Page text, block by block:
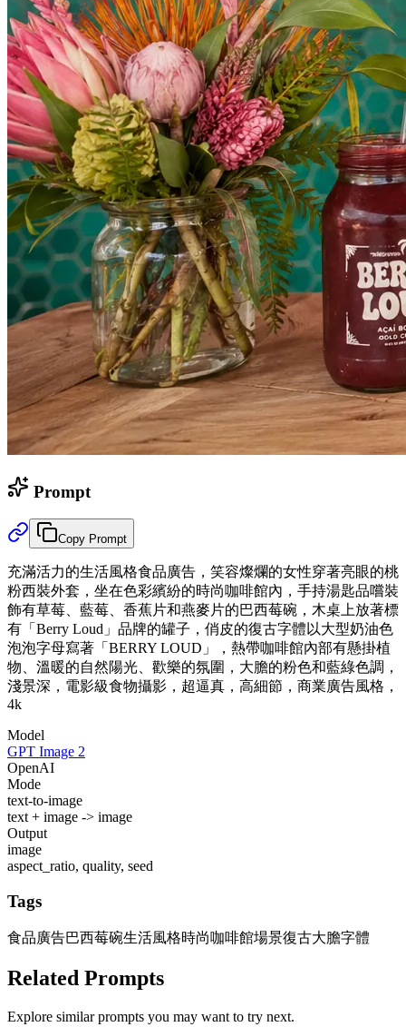
Prompt
Copy Prompt
充滿活力的生活風格食品廣告，笑容燦爛的女性穿著亮眼的桃
粉西裝外套，坐在色彩繽紛的時尚咖啡館內，手持湯匙品嚐裝
飾有草莓、藍莓、香蕉片和燕麥片的巴西莓碗，木桌上放著標
有「Berry Loud」品牌的罐子，俏皮的復古字體以大型奶油色
泡泡字母寫著「BERRY LOUD」，熱帶咖啡館內部有懸掛植
物、溫暖的自然陽光、歡樂的氛圍，大膽的粉色和藍綠色調，
淺景深，電影級食物攝影，超逼真，高細節，商業廣告風格，
4k
Model
GPT Image 2
OpenAI
Mode
text-to-image
text + image -> image
Output
image
aspect_ratio, quality, seed
Tags
食品廣告巴西莓碗生活風格時尚咖啡館場景復古大膽字體
Related Prompts
Explore similar prompts you may want to try next.